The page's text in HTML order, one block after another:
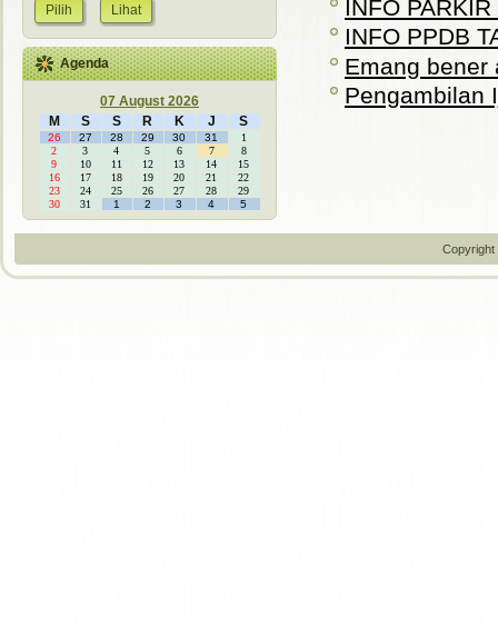
Lihat
Agenda
07 August 2026
M
S S R K J S
26 27 28 29 30 31
1
2
3 4 5 6 7
8
9
10 11 12 13 14
15
16
17 18 19 20 21
22
23
24 25 26 27 28
29
30
31 1 2 3 4 5
INFO
INFO PPDB
Emang bener
Pengambilan